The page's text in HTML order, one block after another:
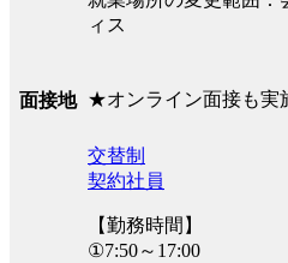
ィス
面接地 ★オンライン面接も実
交替制
契約社員
【勤務時間】
①7:50～17:00